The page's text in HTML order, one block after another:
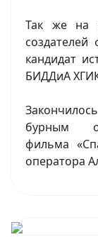
Так же на
кандидат
БИДДиА
бурным
фильма
оператора